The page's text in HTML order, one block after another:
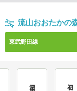
流山おおたかの
東武野田線